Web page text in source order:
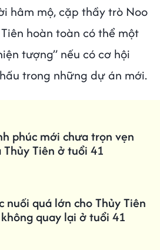
hâm mộ, cặp thầy trò Noo
hoàn toàn có thể một
tượng” nếu có cơ hội
trong những dự án mới.
phúc mới chưa trọn vẹn
Thủy Tiên ở tuổi 41
nuối quá lớn cho Thủy Tiên
quay lại ở tuổi 41